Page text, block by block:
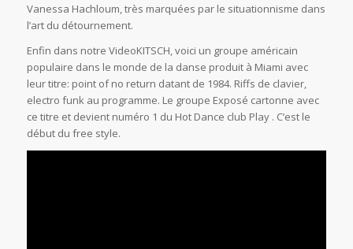
Vanessa Hachloum, très marquées par le situationnisme dans
l’art du détournement.
Enfin dans notre VideoKITSCH, voici un groupe américain
populaire dans le monde de la danse produit à Miami avec
leur titre: point of no return datant de 1984. Riffs de clavier,
electro funk au programme. Le groupe Exposé cartonne avec
ce titre et devient numéro 1 du Hot Dance club Play . C’est le
début du free style.